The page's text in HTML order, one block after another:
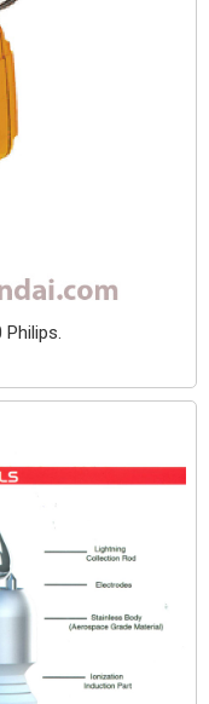
Philips.